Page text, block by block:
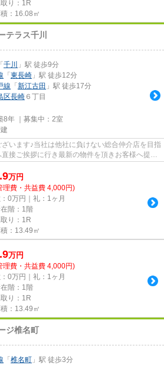
り：1R
：16.08㎡
テラス千川
「 千川
」駅 徒歩9分
「 東長崎 」駅 徒歩12分
線 「 新江古田 」駅 徒歩17分
区長崎 ６丁目
8年 ｜募集中： 2室
います♪当社は他社に負けない総合仲介店を目指
接ご挨拶に行き最新の物件を頂きお客様へ提供
万円
理費・共益費 4,000円)
0万円｜礼：1ヶ月
階：1階
り：1R
：13.49㎡
万円
理費・共益費 4,000円)
0万円｜礼：1ヶ月
階：1階
り：1R
：13.49㎡
ジ椎名町
「 椎名町 」駅 徒歩3分